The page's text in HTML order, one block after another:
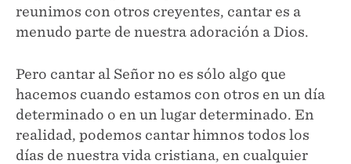
reunimos con otros creyentes, cantar es a
menudo parte de nuestra adoración a Dios.
Pero cantar al Señor no es sólo algo que
hacemos cuando estamos con otros en un día
determinado o en un lugar determinado. En
realidad, podemos cantar himnos todos los
días de nuestra vida cristiana, en cualquier